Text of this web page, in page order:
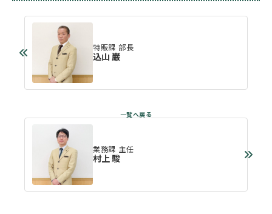
特販課 部長
込山 巌
業務課 主任
村上 駿